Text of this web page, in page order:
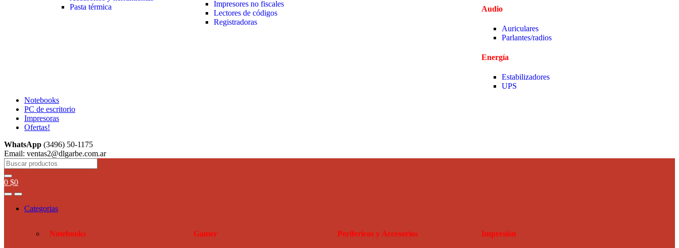
Pasta térmica
Impresores no fiscales
Lectores de códigos
Registradoras
Audio
Auriculares
Parlantes/radios
Energía
Estabilizadores
UPS
Notebooks
PC de escritorio
Impresoras
Ofertas!
WhatsApp (3496) 50-1175
Email: ventas2@dlgarbe.com.ar
0 $0
Categorias
Notebooks Gamer Perifericos y Accesorios Impresión